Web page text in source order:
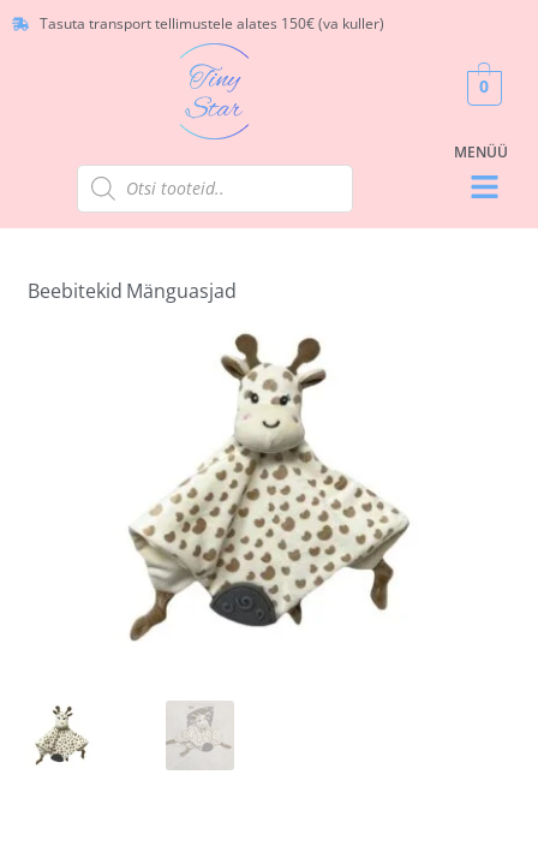
Tasuta transport tellimustele alates 150€ (va kuller)
0
Beebitekid Mänguasjad